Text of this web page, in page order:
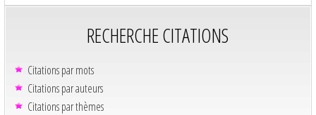
RECHERCHE CITATIONS
Citations par mots
Citations par auteurs
Citations par thèmes